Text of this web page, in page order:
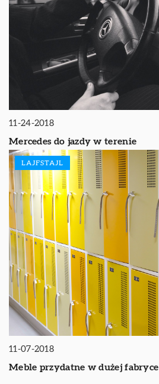
11-24-2018
Mercedes do jazdy w terenie
LAJFSTAJL
11-07-2018
Meble przydatne w dużej fabryce